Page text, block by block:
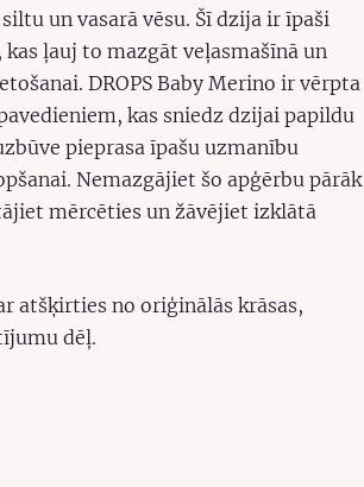
un vasarā vēsu. Šī dzija ir īpaši
ļauj to mazgāt veļasmašīnā un
DROPS Baby Merino ir vērpta
kas sniedz dzijai papildu
pieprasa īpašu uzmanību
Nemazgājiet šo apģērbu pārāk
mērcēties un žāvējiet izklātā
atšķirties no oriģinālās krāsas,
dēļ.